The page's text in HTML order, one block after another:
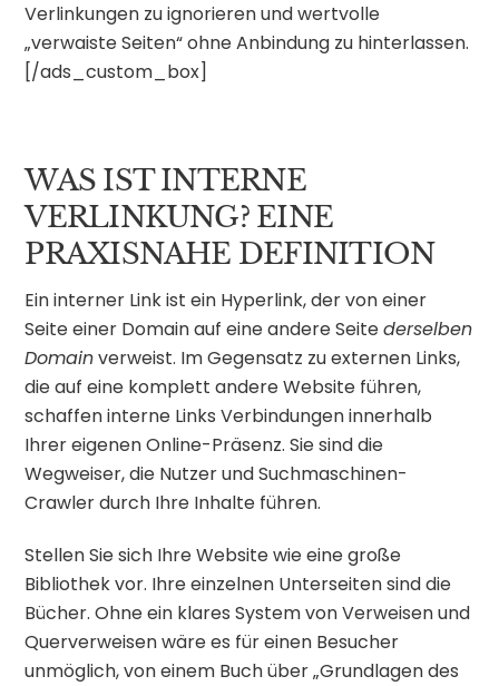
Verlinkungen zu ignorieren und wertvolle
„verwaiste Seiten“ ohne Anbindung zu hinterlassen.
[/ads_custom_box]
WAS IST INTERNE
VERLINKUNG? EINE
PRAXISNAHE DEFINITION
Ein interner Link ist ein Hyperlink, der von einer
Seite einer Domain auf eine andere Seitederselben
Domainverweist. Im Gegensatz zu externen Links,
die auf eine komplett andere Website führen,
schaffen interne Links Verbindungen innerhalb
Ihrer eigenen Online-Präsenz. Sie sind die
Wegweiser, die Nutzer und Suchmaschinen-
Crawler durch Ihre Inhalte führen.
Stellen Sie sich Ihre Website wie eine große
Bibliothek vor. Ihre einzelnen Unterseiten sind die
Bücher. Ohne ein klares System von Verweisen und
Querverweisen wäre es für einen Besucher
unmöglich, von einem Buch über „Grundlagen des